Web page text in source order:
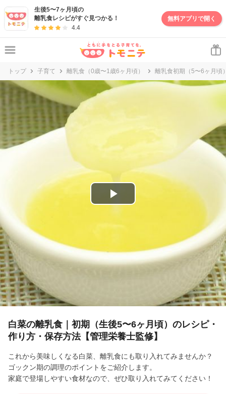
生後5〜7ヶ月頃の
離乳食レシピがすぐ見つかる！
4.4
無料アプリで開く
トップ 子育て 離乳食（0歳〜1歳6ヶ月頃） 離乳食初期（5〜6ヶ月頃
P
l
a
y
i
d
e
o
白菜の離乳食｜初期（生後5〜6ヶ月頃）のレシピ・
作り方・保存方法【管理栄養士監修】
これから美味しくなる白菜、離乳食にも取り入れてみませんか？
ゴックン期の調理のポイントをご紹介します。
家庭で登場しやすい食材なので、ぜひ取り入れてみてください！
妊娠・出産・子育て情報サイト | トモニテ